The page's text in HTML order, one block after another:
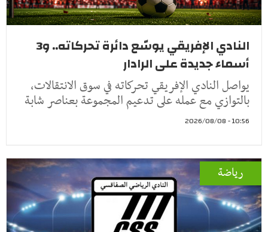
النادي الإفريقي يوسّع دائرة تحركاته.. و3
أسماء جديدة على الرادار
يواصل النادي الإفريقي تحركاته في سوق الانتقالات،
بالتوازي مع عمله على تدعيم المجموعة بعناصر شابة
10:56 - 2026/08/08
رياضة